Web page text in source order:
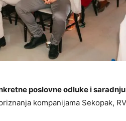
poslovne odluke i saradnju
kompanijama Sekopak,